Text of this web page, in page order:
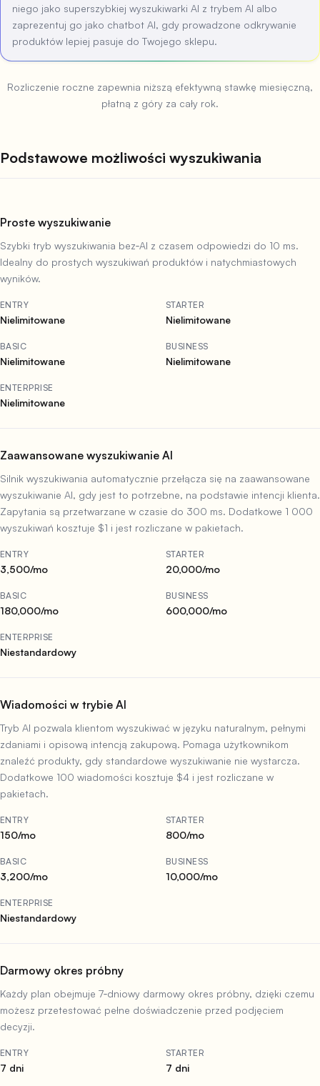
niego jako superszybkiej wyszukiwarki AI z trybem AI albo
zaprezentuj go jako chatbot AI, gdy prowadzone odkrywanie
produktów lepiej pasuje do Twojego sklepu.
Rozliczenie roczne zapewnia niższą efektywną stawkę miesięczną,
płatną z góry za cały rok.
Podstawowe możliwości wyszukiwania
Proste wyszukiwanie
Szybki tryb wyszukiwania bez‑AI z czasem odpowiedzi do 10 ms.
Idealny do prostych wyszukiwań produktów i natychmiastowych
wyników.
ENTRY
Nielimitowane
STARTER
Nielimitowane
BASIC
Nielimitowane
BUSINESS
Nielimitowane
ENTERPRISE
Nielimitowane
Zaawansowane wyszukiwanie AI
Silnik wyszukiwania automatycznie przełącza się na zaawansowane
wyszukiwanie AI, gdy jest to potrzebne, na podstawie intencji klienta.
Zapytania są przetwarzane w czasie do 300 ms. Dodatkowe 1 000
wyszukiwań kosztuje $1 i jest rozliczane w pakietach.
ENTRY
3,500/mo
STARTER
20,000/mo
BASIC
180,000/mo
BUSINESS
600,000/mo
ENTERPRISE
Niestandardowy
Wiadomości w trybie AI
Tryb AI pozwala klientom wyszukiwać w języku naturalnym, pełnymi
zdaniami i opisową intencją zakupową. Pomaga użytkownikom
znaleźć produkty, gdy standardowe wyszukiwanie nie wystarcza.
Dodatkowe 100 wiadomości kosztuje $4 i jest rozliczane w
pakietach.
ENTRY
150/mo
STARTER
800/mo
BASIC
3,200/mo
BUSINESS
10,000/mo
ENTERPRISE
Niestandardowy
Darmowy okres próbny
Każdy plan obejmuje 7‑dniowy darmowy okres próbny, dzięki czemu
możesz przetestować pełne doświadczenie przed podjęciem
decyzji.
ENTRY
7 dni
STARTER
7 dni